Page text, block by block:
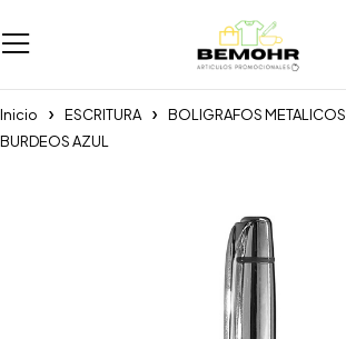
Inicio ESCRITURA BOLIGRAFOS METALICOS
BURDEOS AZUL